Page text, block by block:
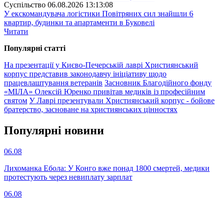
Суспiльство 06.08.2026 13:13:08
У екскомандувача логістики Повітряних сил знайшли 6
квартир, будинки та апартаменти в Буковелі
Читати
Популярнi статтi
На презентації у Києво-Печерській лаврі Християнський
корпус представив законодавчу ініціативу щодо
працевлаштування ветеранів Засновник Благодійного фонду
«МІЛА» Олексій Юренко привітав медиків із професійним
святом У Лаврі презентували Християнський корпус - бойове
братерство, засноване на християнських цінностях
Популярнi новини
06.08
Лихоманка Ебола: У Конго вже понад 1800 смертей, медики
протестують через невиплату зарплат
06.08